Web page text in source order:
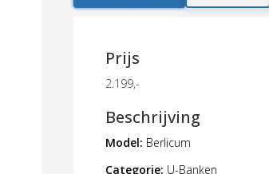
Prijs
2.199,-
Beschrijving
Model: Berlicum
Categorie: U-Banken